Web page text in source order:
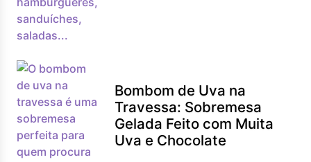
Bombom de Uva na
Travessa: Sobremesa
Gelada Feito com Muita
Uva e Chocolate